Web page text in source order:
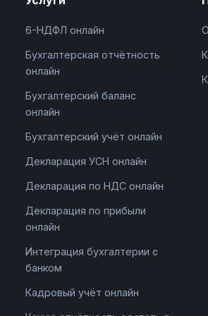
6-НДФЛ онлайн
Бухгалтерская отчётность
онлайн
Бухгалтерский баланс
онлайн
Бухгалтерский учёт онлайн
Декларация УСН онлайн
Декларация по НДС онлайн
Декларация по прибыли
онлайн
Интеграция бухгалтерии с
банком
Кадровый учёт онлайн